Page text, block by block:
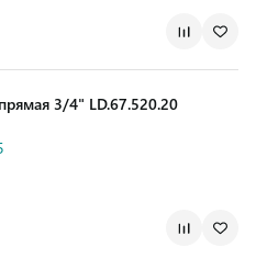
3/4" LD.67.520.20